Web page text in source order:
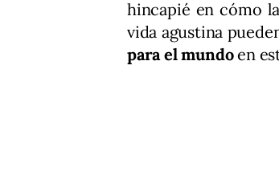
hincapié en cómo la
vida agustina
para el mundoen